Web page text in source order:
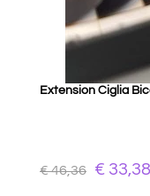
Extension Ciglia
€ 46,36 €